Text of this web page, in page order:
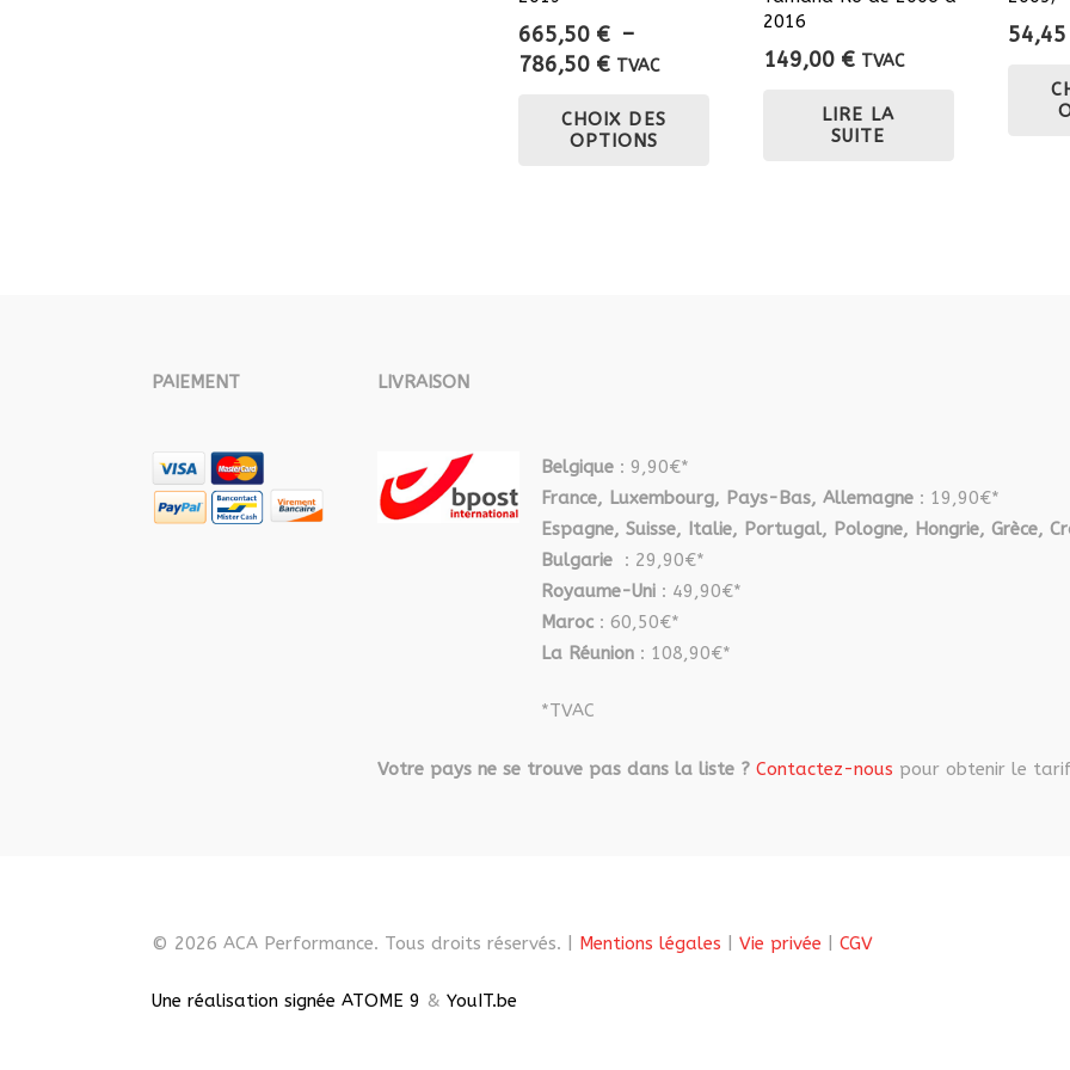
665,50 € –
786,50 €Plage
prix :
665,50 €
TVAC
CHOIX DES
OPTIONS
du
produit
2016
149,00 € TVAC
LIRE LA
SUITE
54,45
PAIEMENT LIVRAISON
Belgique : 9,90€*
France, Luxembourg, Pays-Bas, Allemagne : 19,90€*
Espagne, Suisse, Italie, Portugal, Pologne, Hongrie, Grèce,
Bulgarie
: 29,90€*
Royaume-Uni : 49,90€*
Maroc : 60,50€*
La Réunion : 108,90€*
*TVAC
Votre pays ne se trouve pas dans la liste ? Contactez-nous pour obtenir le
© 2026 ACA Performance. Tous droits réservés. | Mentions légales Vie privée CGV
Une réalisation signée ATOME 9 & YouIT.be